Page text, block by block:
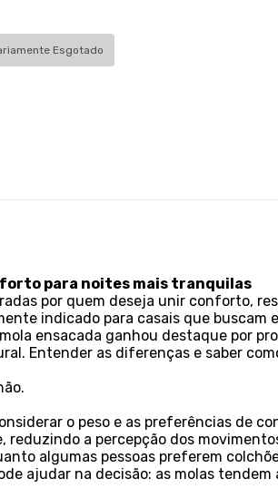
Esgotado
para noites mais tranquilas
por quem deseja unir conforto,
indicado para casais que
ensacada ganhou destaque por
Entender as diferenças e saber
o peso e as preferências de
a percepção dos
algumas pessoas preferem
ajudar na decisão: as molas